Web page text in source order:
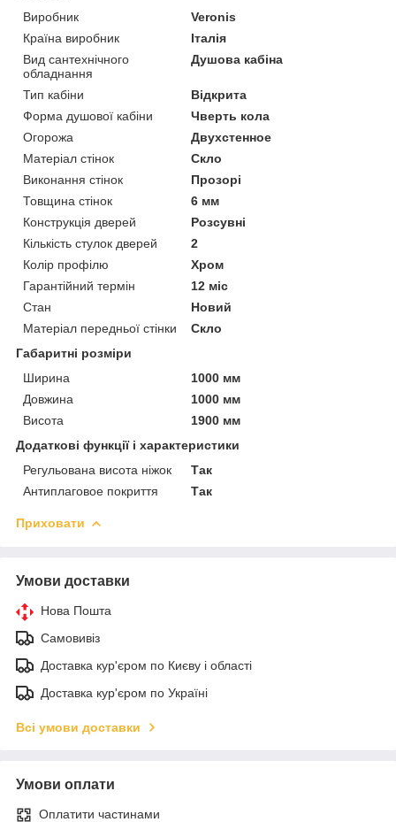
Виробник
Veronis
Країна виробник
Італія
Вид сантехнічного
обладнання
Душова кабіна
Тип кабіни
Відкрита
Форма душової кабіни
Чверть кола
Огорожа
Двухстенное
Матеріал стінок
Скло
Виконання стінок
Прозорі
Товщина стінок
6 мм
Конструкція дверей
Розсувні
Кількість стулок дверей
2
Колір профілю
Хром
Гарантійний термін
12 міс
Стан
Новий
Матеріал передньої стінки
Скло
Габаритні розміри
Ширина
1000 мм
Довжина
1000 мм
Висота
1900 мм
Додаткові функції і характеристики
Регульована висота ніжок
Так
Антиплаговое покриття
Так
Приховати
Умови доставки
Нова Пошта
Самовивіз
Доставка кур'єром по Києву і області
Доставка кур'єром по Україні
Всі умови доставки
Умови оплати
Оплатити частинами